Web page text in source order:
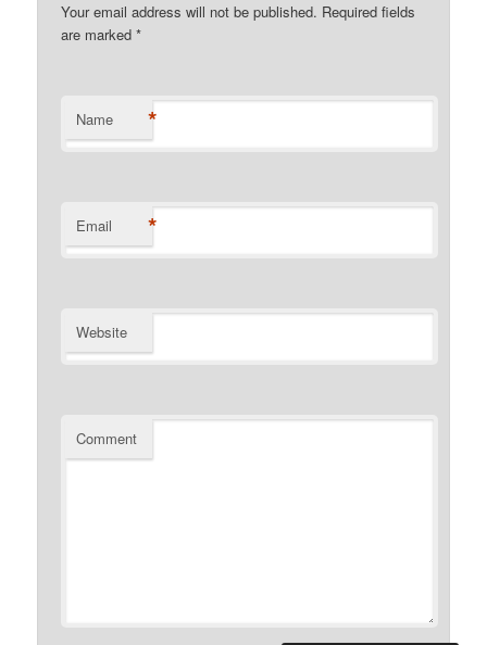
Your email address will not be published. Required fields
are marked*
Name *
Email *
Website
Comment